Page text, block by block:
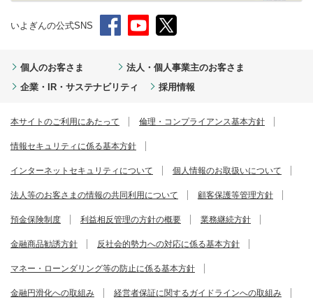
いよぎんの公式SNS
個人のお客さま
法人・個人事業主のお客さま
企業・IR・サステナビリティ
採用情報
本サイトのご利用にあたって 倫理・コンプライアンス基本方針
情報セキュリティに係る基本方針
インターネットセキュリティについて 個人情報のお取扱いについて
法人等のお客さまの情報の共同利用について 顧客保護等管理方針
預金保険制度 利益相反管理の方針の概要 業務継続方針
金融商品勧誘方針 反社会的勢力への対応に係る基本方針
マネー・ローンダリング等の防止に係る基本方針
金融円滑化への取組み 経営者保証に関するガイドラインへの取組み